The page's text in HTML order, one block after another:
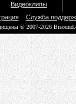
Видеоклипы
Служба
© 2007-2026